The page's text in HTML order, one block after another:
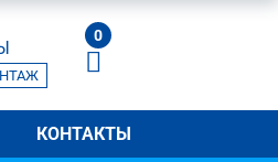
0
КОНТАКТЫ